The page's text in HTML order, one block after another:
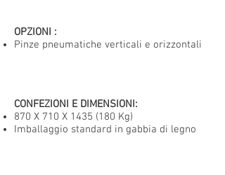
OPZIONI :
Pinze pneumatiche verticali e orizzontali
CONFEZIONI E DIMENSIONI:
870 X 710 X 1435 (180 Kg)
Imballaggio standard in gabbia di legno